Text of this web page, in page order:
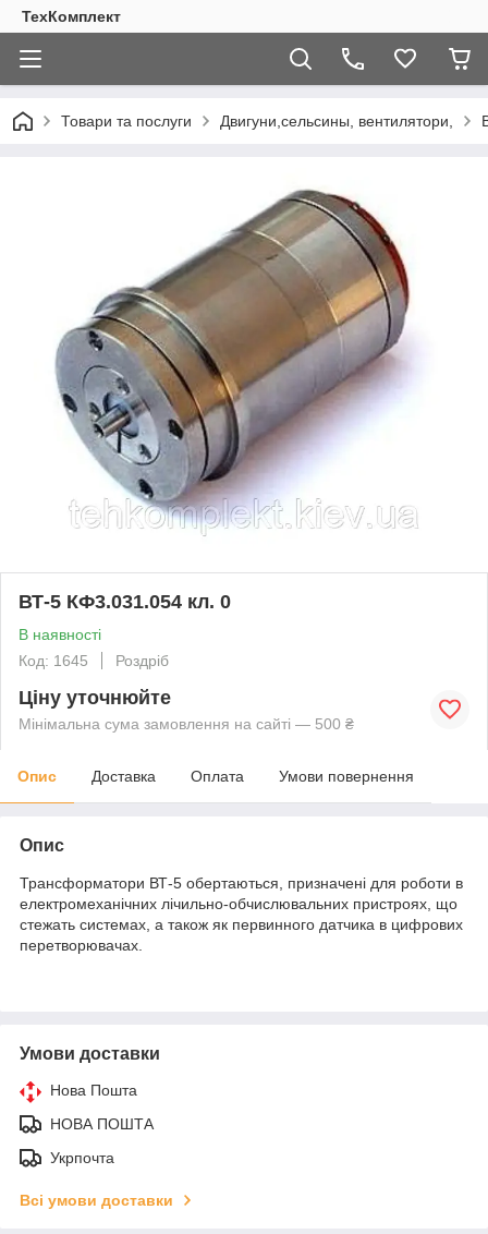
ТехКомплект
Товари та послуги Двигуни,сельсины, вентилятори,
ВТ-5 КФ3.031.054 кл. 0
В наявності
Код: 1645
Роздріб
Ціну уточнюйте
Мінімальна сума замовлення на сайті — 500 ₴
Опис Доставка Оплата Умови повернення
Опис
Трансформатори ВТ-5 обертаються, призначені для роботи в
електромеханічних лічильно-обчислювальних пристроях, що
стежать системах, а також як первинного датчика в цифрових
перетворювачах.
Умови доставки
Нова Пошта
НОВА ПОШТА
Укрпочта
Всі умови доставки